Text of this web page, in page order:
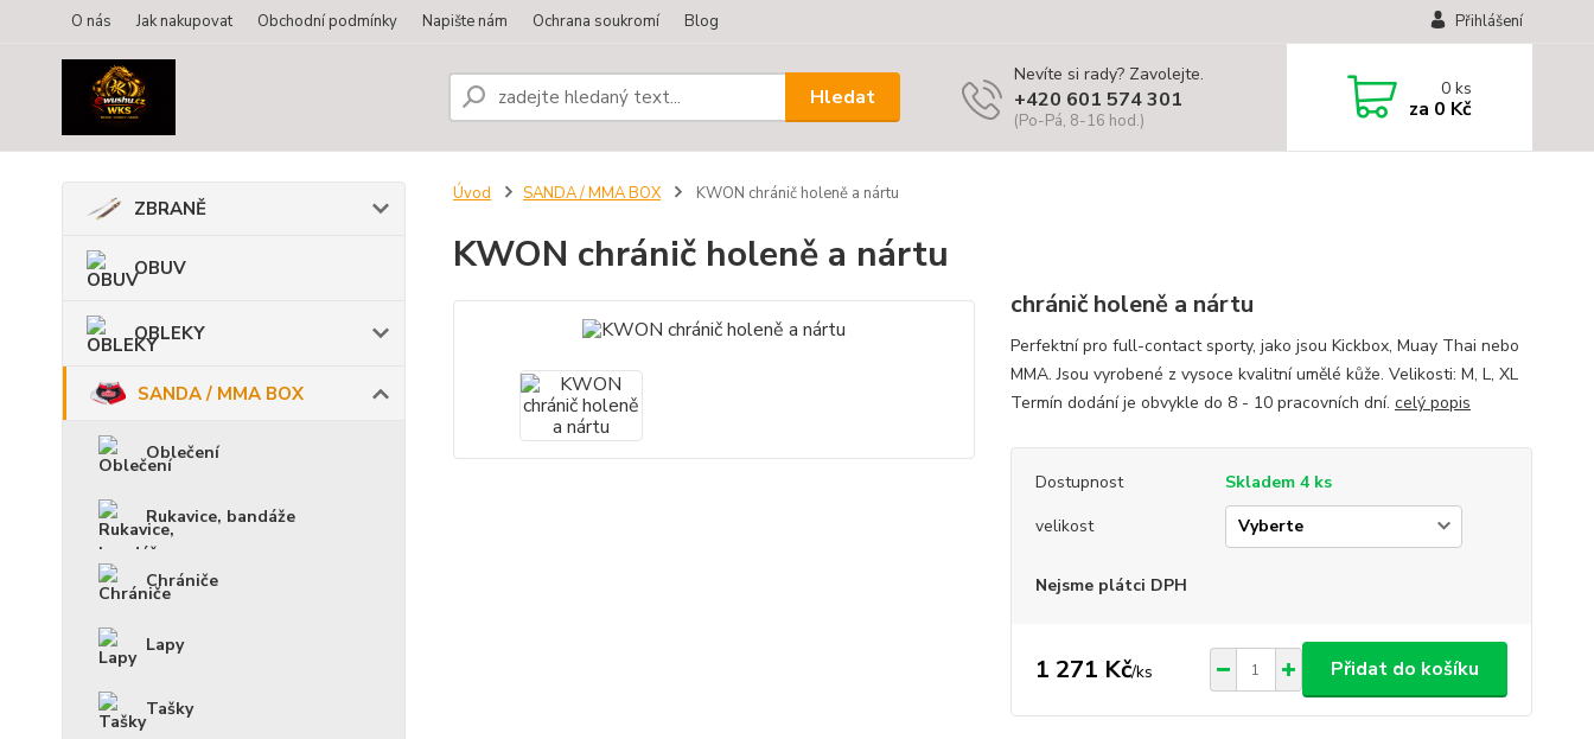
O nás Jak nakupovat Obchodní podmínky Napište nám Ochrana soukromí Blog Přihlášení
Hledat
Nevíte si rady? Zavolejte.
+420 601 574 301
(Po-Pá, 8-16 hod.)
0ks
za 0 Kč
ZBRANĚ
OBUV
OBLEKY
SANDA / MMA BOX
Oblečení
Rukavice, bandáže
Chrániče
Lapy
Tašky
Úvod SANDA / MMA BOX KWON chránič holeně a nártu
KWON chránič holeně a nártu
chránič holeně a nártu
Perfektní pro full-contact sporty, jako jsou Kickbox, Muay Thai nebo
MMA. Jsou vyrobené z vysoce kvalitní umělé kůže. Velikosti: M, L, XL
Termín dodání je obvykle do 8 - 10 pracovních dní. celý popis
Dostupnost
Skladem 4 ks
velikost
Nejsme plátci DPH
1 271 Kč/ks Přidat do košíku